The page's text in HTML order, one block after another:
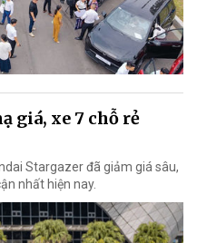
giá, xe 7 chỗ rẻ
Stargazer đã giảm giá sâu,
nhất hiện nay.